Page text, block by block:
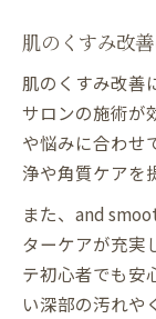
肌のくすみ改
肌のくすみ改善
サロンの施術が
や悩みに合わせ
浄や角質ケアを
また、and
ターケアが充実
テ初心者でも安
い深部の汚れや